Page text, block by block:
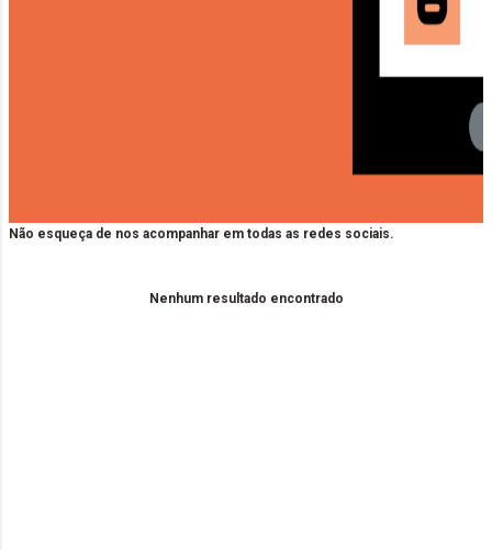
Não esqueça de nos acompanhar em todas as redes sociais.
Nenhum resultado encontrado